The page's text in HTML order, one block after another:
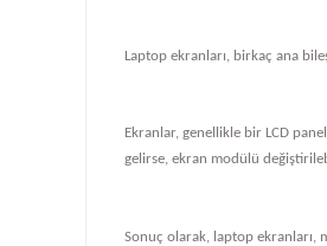
Laptop ekranları, birkaç ana
Ekranlar, genellikle bir LCD
gelirse, ekran modülü
Sonuç olarak, laptop ekranları,